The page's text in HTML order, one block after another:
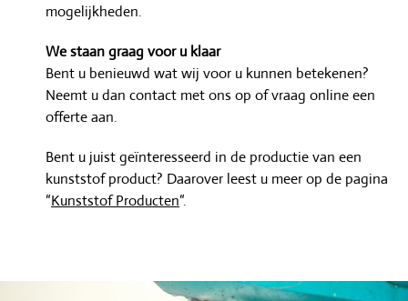
mogelijkheden.
We staan graag voor u klaar
Bent u benieuwd wat wij voor u kunnen betekenen?
Neemt u dan contact met ons op of vraag online een
offerte aan.
Bent u juist geïnteresseerd in de productie van een
kunststof product? Daarover leest u meer op de pagina
“Kunststof Producten“.